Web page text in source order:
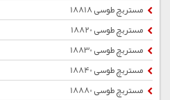
مستربچ طوسی 18818
مستربچ طوسی 18820
مستربچ طوسی 18830
مستربچ طوسی 18840
مستربچ طوسی 18880